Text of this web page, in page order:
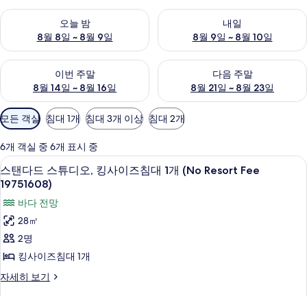
오늘 밤
8월 8일 ~ 8월 9일
오늘 밤 예약 가능 여부 확인, 8월 8일 ~ 8월 9일
내일
8월 9일 ~ 8월 10일
내일 예약 가능 여부 확인, 8월
이번 주말
8월 14일 ~ 8월 16일
이번 주말 예약 가능 여부 확인, 8월 14일 ~ 8월 16일
다음 주말
8월 21일 ~ 8월 23일
다음 주말 예약 가능 여부 확인
객
실
에
사
용
가
능
한
필
터
모든 객실 침대 1개 침대 3개 이상 침대 2개
6개 객실 중 6개 표시 중
스
탠
다
드
스
튜
디
8
스탠다드 스튜디오, 킹사이즈침대 1개 (No Resort Fee
19751608)
바다 전망
28㎡
2명
킹사이즈침대 1개
자세히 보기
스